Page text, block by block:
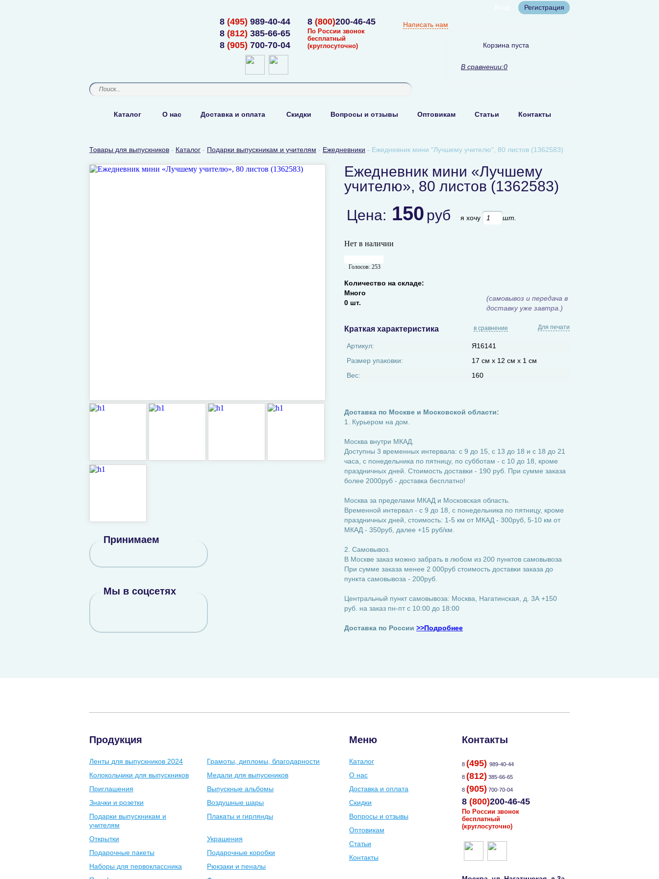
Регистрация
8 (495) 989-40-44
8 (812) 385-66-65
8 (905) 700-70-04
8 (800)200-46-45
По России звонок
бесплатный
(круглосуточно)
Написать нам
Корзина пуста
В сравнении:0
Каталог О нас Доставка и оплата Скидки Вопросы и отзывы Оптовикам Статьи Контакты
Товары для выпускников - Каталог - Подарки выпускникам и учителям - Ежедневники - Ежедневник мини "Лучшему учителю", 80 листов (1362583)
Ежедневник мини «Лучшему
учителю», 80 листов (1362583)
Цена: 150 руб я хочу шт.
Нет в наличии
Голосов: 253
Количество на складе:
Много
0 шт.
(самовывоз и передача в
доставку уже завтра.)
Краткая характеристика Для печати
в сравнение
Артикул:
Я16141
Размер упаковки:
17 см х 12 см х 1 см
Вес:
160
Доставка по Москве и Московской области:
1. Курьером на дом.
Москва внутри МКАД.
Доступны 3 временных интервала: с 9 до 15, с 13 до 18 и с 18 до 21
часа, с понедельника по пятницу, по субботам - с 10 до 18, кроме
праздничных дней. Стоимость доставки - 190 руб. При сумме заказа
более 2000руб - доставка бесплатно!
Москва за пределами МКАД и Московская область.
Временной интервал - с 9 до 18, с понедельника по пятницу, кроме
праздничных дней, стоимость: 1-5 км от МКАД - 300руб, 5-10 км от
МКАД - 350руб, далее +15 руб/км.
2. Самовывоз.
В Москве заказ можно забрать в любом из 200 пунктов самовывоза
При сумме заказа менее 2 000руб стоимость доставки заказа до
пункта самовывоза - 200руб.
Центральный пункт самовывоза: Москва, Нагатинская, д. 3А +150
руб. на заказ пн-пт с 10:00 до 18:00
Доставка по России >>Подробнее
Принимаем
Мы в соцсетях
Продукция
Ленты для выпускников 2024
Грамоты, дипломы, благодарности
Колокольчики для выпускников
Медали для выпускников
Приглашения
Выпускные альбомы
Значки и розетки
Воздушные шары
Подарки выпускникам и
учителям
Плакаты и гирлянды
Открытки
Украшения
Подарочные пакеты
Подарочные коробки
Наборы для первоклассника
Рюкзаки и пеналы
Меню
Каталог
О нас
Доставка и оплата
Скидки
Вопросы и отзывы
Оптовикам
Статьи
Контакты
Контакты
8 (495) 989-40-44
8 (812) 385-66-65
8 (905) 700-70-04
8 (800)200-46-45
По России звонок
бесплатный
(круглосуточно)